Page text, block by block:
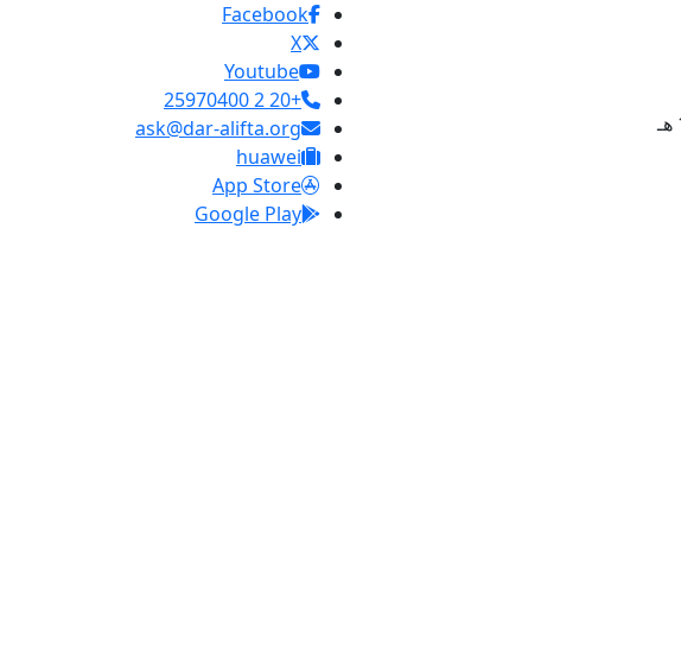
Facebook
X
Youtube
+20 2 25970400
ask@dar-alifta.org
huawei
App Store
Google Play